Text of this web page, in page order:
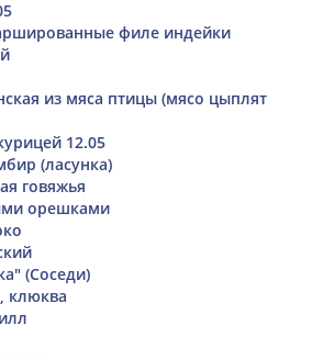
филе индейки
из мяса птицы (мясо цыплят
12.05
(ласунка)
говяжья
орешками
(Соседи)
клюква